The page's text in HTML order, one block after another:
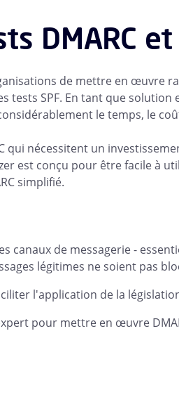
DMARC
de mettre en œuvre
SPF. En tant que solution
le temps, le
qui nécessitent un
est conçu pour être facile à
simplifié.
canaux de messagerie -
légitimes ne soient pas
l'application de la
pour mettre en œuvre